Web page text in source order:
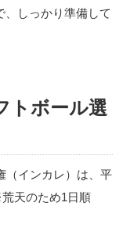
、しっかり準備して
トボール選
（インカレ）は、平
天のため1日順